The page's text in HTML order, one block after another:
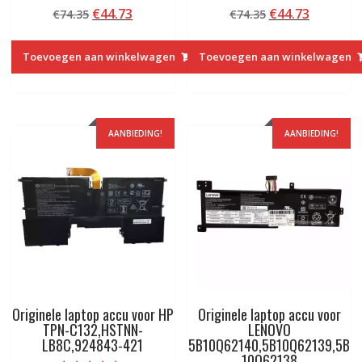
5.00
van 5
€74.35 Oorspronkelijke
was:
€74.35.
€44.73
is:
€44.73.
Toevoegen aan winkelwagen
5.00
van 5
€74.35
was:
€74.35.
€44.73Huidige
is:
€44.73.
Toevoegen aan winkelwagen
AANBIEDING!
Originele laptop accu voor HP
TPN-C132,HSTNN-
LB8C,924843-421
AANBIEDING!
Originele laptop accu voor
LENOVO
5B10Q62140,5B10Q62139,5B